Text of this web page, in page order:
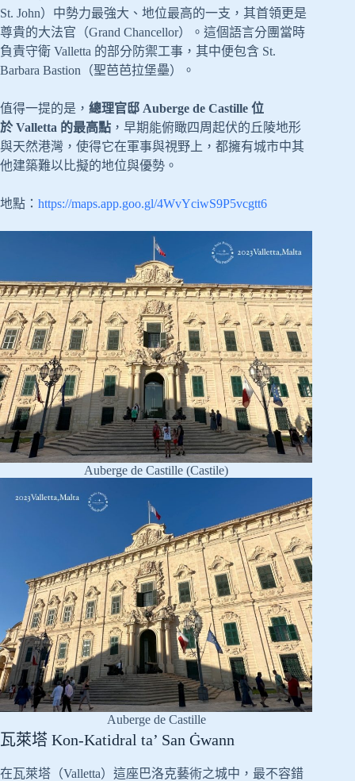
St. John）中勢力最強大、地位最高的一支，其首領更是
尊貴的大法官（Grand Chancellor）。這個語言分團當時
負責守衛 Valletta 的部分防禦工事，其中便包含 St.
Barbara Bastion（聖芭芭拉堡壘）。
值得一提的是， 總理官邸 Auberge de Castille 位
於 Valletta 的最高點 ，早期能俯瞰四周起伏的丘陵地形
與天然港灣，使得它在軍事與視野上，都擁有城市中其
他建築難以比擬的地位與優勢。
地點： https://maps.app.goo.gl/4WvYciwS9P5vcgtt6
Auberge de Castille (Castile)
Auberge de Castille
瓦萊塔 Kon-Katidral ta’ San Ġwann
在瓦萊塔（Valletta）這座巴洛克藝術之城中，最不容錯